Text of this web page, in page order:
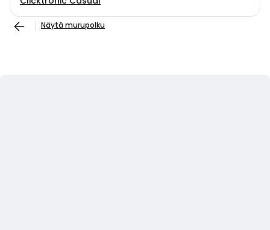
Näytä murupolku